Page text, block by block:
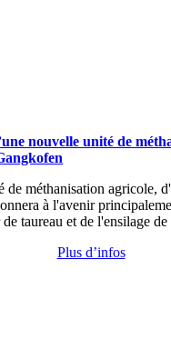
nouvelle unité de
de méthanisation agricole,
à l'avenir
taureau et de l'ensilage de
Plus d’infos